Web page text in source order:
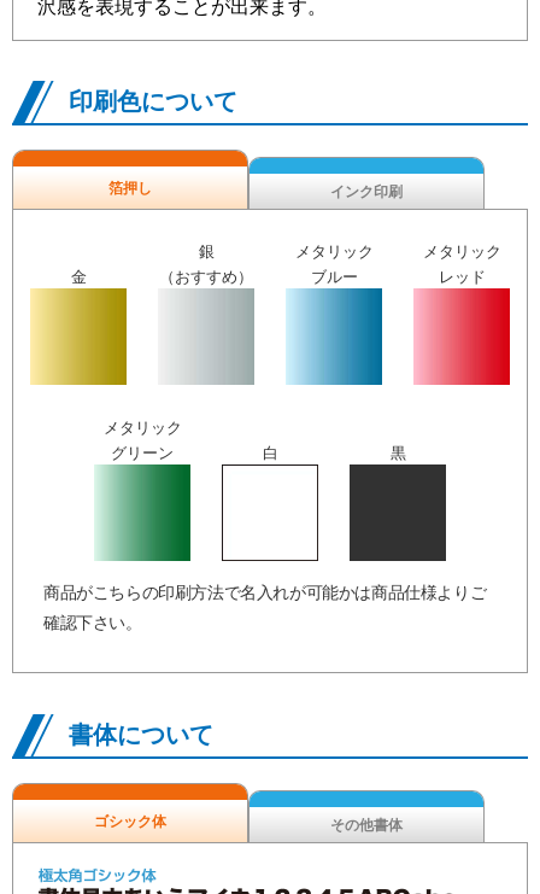
沢感を表現することが出来ます。
印刷色について
箔押し インク印刷
金
銀
（おすすめ）
メタリック
ブルー
メタリック
レッド
メタリック
グリーン
白 黒
商品がこちらの印刷方法で名入れが可能かは商品仕様よりご
確認下さい。
書体について
ゴシック体 その他書体